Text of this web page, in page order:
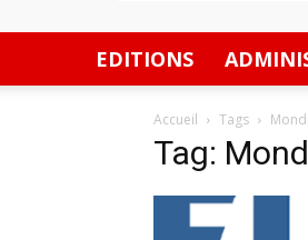
EDITIONS
Accueil Tags
Tag: